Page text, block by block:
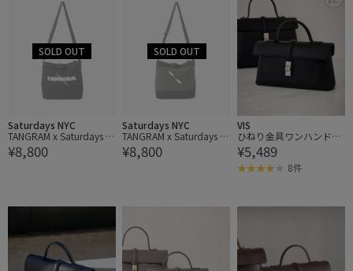
Saturdays NYC
TANGRAM x Saturdays N
YC Bag
¥8,800
Saturdays NYC
TANGRAM x Saturdays N
YC Bag
¥8,800
VIS
ひねり金具ワンハンドル
ミニショルダーバッグ/2
WAY,WEB限定カラーあり
¥5,489
8件